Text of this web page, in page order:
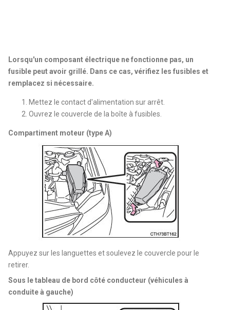
Lorsqu'un composant électrique ne fonctionne pas, un
fusible peut avoir grillé. Dans ce cas, vérifiez les fusibles et
remplacez si nécessaire.
Mettez le contact d'alimentation sur arrêt.
Ouvrez le couvercle de la boîte à fusibles.
Compartiment moteur (type A)
Appuyez sur les languettes et soulevez le couvercle pour le
retirer.
Sous le tableau de bord côté conducteur (véhicules à
conduite à gauche)